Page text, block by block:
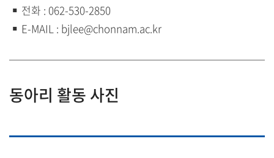
전화 : 062-530-2850
E-MAIL : bjlee@chonnam.ac.kr
동아리 활동 사진